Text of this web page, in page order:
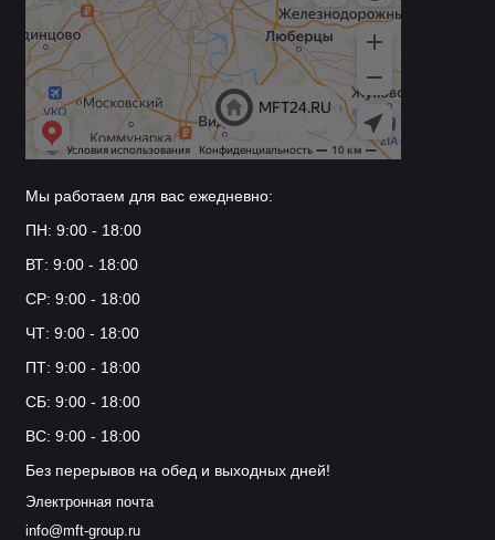
Мы работаем для вас ежедневно:
ПН: 9:00 - 18:00
ВТ: 9:00 - 18:00
СР: 9:00 - 18:00
ЧТ: 9:00 - 18:00
ПТ: 9:00 - 18:00
СБ: 9:00 - 18:00
ВС: 9:00 - 18:00
Без перерывов на обед и выходных дней!
Электронная почта
info@mft-group.ru